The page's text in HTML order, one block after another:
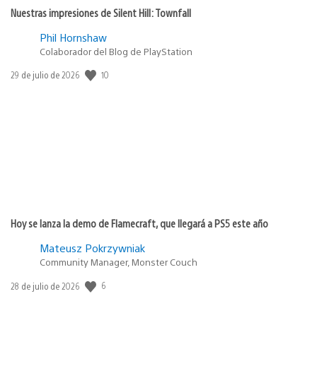
Nuestras impresiones de Silent Hill: Townfall
Phil Hornshaw
Colaborador del Blog de PlayStation
Fecha
29 de julio de 2026 10
Hoy se lanza la demo de Flamecraft, que llegará a PS5 este año
Mateusz Pokrzywniak
Community Manager, Monster Couch
Fecha
28 de julio de 2026 6